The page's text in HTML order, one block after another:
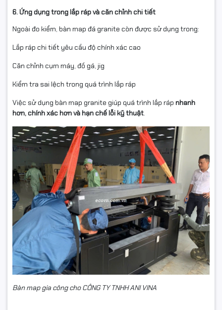
6. Ứng dụng trong lắp ráp và căn chỉnh chi tiết
Ngoài đo kiểm, bàn map đá granite còn được sử dụng trong:
Lắp ráp chi tiết yêu cầu độ chính xác cao
Căn chỉnh cụm máy, đồ gá, jig
Kiểm tra sai lệch trong quá trình lắp ráp
Việc sử dụng bàn map granite giúp quá trình lắp ráp nhanh
hơn, chính xác hơn và hạn chế lỗi kỹ thuật.
Bàn map gia công cho CÔNG TY TNHH ANI VINA